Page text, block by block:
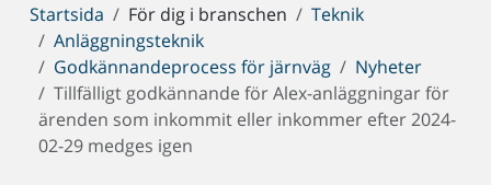
Du
är
här:
Startsida För dig i branschen
Teknik
Anläggningsteknik
Godkännandeprocess för järnväg
Nyheter
Tillfälligt godkännande för Alex-anläggningar för
ärenden som inkommit eller inkommer efter 2024-
02-29 medges igen